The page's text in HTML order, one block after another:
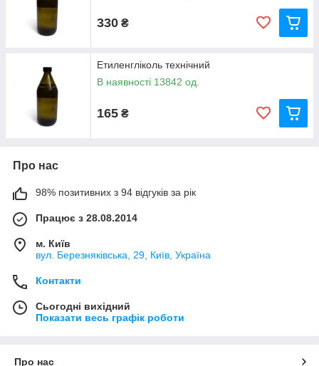
330 ₴
Етиленгліколь технічний
В наявності 13842 од.
165 ₴
Про нас
98% позитивних з 94 відгуків за рік
Працює з 28.08.2014
м. Київ
вул. Березняківська, 29, Київ, Україна
Контакти
Сьогодні вихідний
Показати весь графік роботи
Про нас